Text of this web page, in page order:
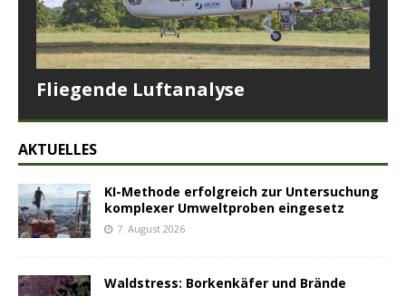
Fliegende Luftanalyse
AKTUELLES
KI-Methode erfolgreich zur Untersuchung
komplexer Umweltproben eingesetz
7. August 2026
Waldstress: Borkenkäfer und Brände